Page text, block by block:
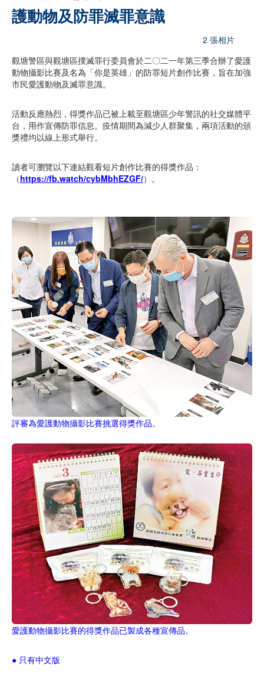
護動物及防罪滅罪意識
2 張相片
觀塘警區與觀塘區撲滅罪行委員會於二〇二一年第三季合辦了愛護
動物攝影比賽及名為「你是英雄」的防罪短片創作比賽，旨在加強
市民愛護動物及滅罪意識。
活動反應熱烈，得獎作品已被上載至觀塘區少年警訊的社交媒體平
台，用作宣傳防罪信息。疫情期間為減少人群聚集，兩項活動的頒
獎禮均以線上形式舉行。
讀者可瀏覽以下連結觀看短片創作比賽的得獎作品：
（https://fb.watch/cybMbhEZGF/）。
評審為愛護動物攝影比賽挑選得獎作品。
愛護動物攝影比賽的得獎作品已製成各種宣傳品。
● 只有中文版